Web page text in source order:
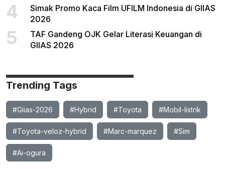
4
Simak Promo Kaca Film UFILM Indonesia di GIIAS
2026
5
TAF Gandeng OJK Gelar Literasi Keuangan di
GIIAS 2026
Trending Tags
#Giias-2026 #Hybrid #Toyota #Mobil-listrik
#Toyota-veloz-hybrid #Marc-marquez #Sim
#Ai-ogura